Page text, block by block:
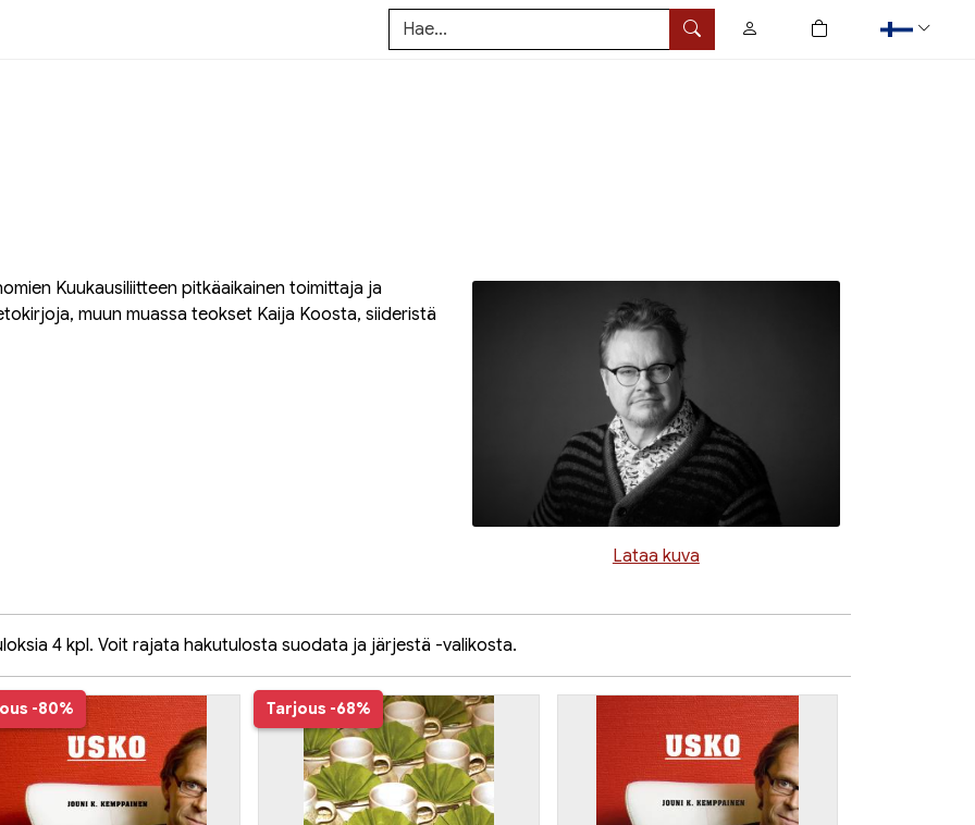
Hae
0
tuotetta ostoskorissa
Lataa kuva
Kuukausiliitteen pitkäaikainen toimittaja ja
muun muassa teokset Kaija Koosta, siideristä
4 kpl. Voit rajata hakutulosta suodata ja järjestä -valikosta.
-80% Tarjous -68%